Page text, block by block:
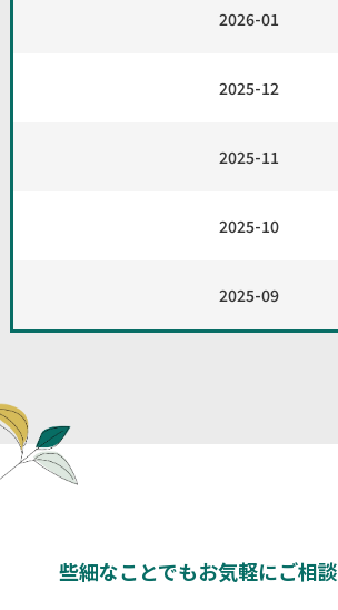
2026-01
2025-12
2025-11
2025-10
2025-09
些細なことでもお気軽にご相談